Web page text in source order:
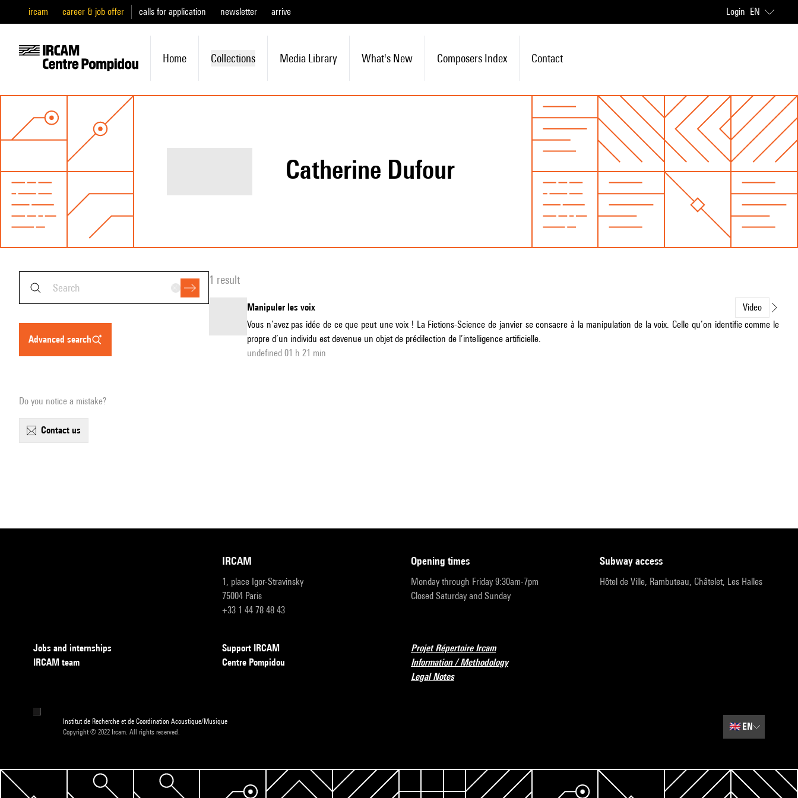
ircam career & job offer calls for application newsletter arrive Login EN
Home Collections Media Library What's New Composers Index Contact
Catherine Dufour
advanced search
Do you notice a mistake?
contact us
1 result
Manipuler les voix
Video
Vous n’avez pas idée de ce que peut une voix ! La Fictions-Science de janvier se consacre à la manipulation de la voix. Celle qu’on identifie comme le
propre d’un individu est devenue un objet de prédilection de l’intelligence artificielle.
undefined 01 h 21 min
IRCAM
1, place Igor-Stravinsky
75004 Paris
+33 1 44 78 48 43
opening times
Monday through Friday 9:30am-7pm
Closed Saturday and Sunday
subway access
Hôtel de Ville, Rambuteau, Châtelet, Les Halles
Jobs and internships
IRCAM team
Support IRCAM
Centre Pompidou
Projet Répertoire Ircam
Information / Methodology
Legal Notes
Institut de Recherche et de Coordination Acoustique/Musique
Copyright © 2022 Ircam. All rights reserved.
🇬🇧EN